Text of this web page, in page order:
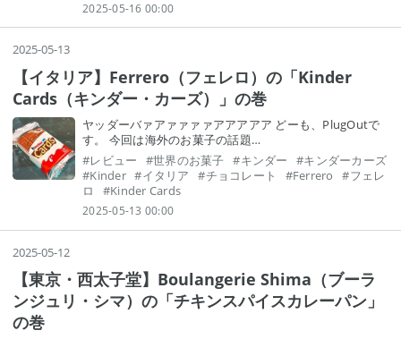
2025-05-16 00:00
2025-05-13
【イタリア】Ferrero（フェレロ）の「Kinder
Cards（キンダー・カーズ）」の巻
ヤッダーバァアァァァァアアアアア どーも、PlugOutで
す。 今回は海外のお菓子の話題…
#レビュー #世界のお菓子 #キンダー #キンダーカーズ
#Kinder #イタリア #チョコレート #Ferrero #フェレ
ロ
#Kinder Cards
2025-05-13 00:00
2025-05-12
【東京・西太子堂】Boulangerie Shima（ブーラ
ンジュリ・シマ）の「チキンスパイスカレーパン」
の巻